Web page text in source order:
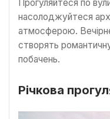
Прогуляйтеся по
насолоджуйтеся
атмосферою.
створять
побачень.
Річкова